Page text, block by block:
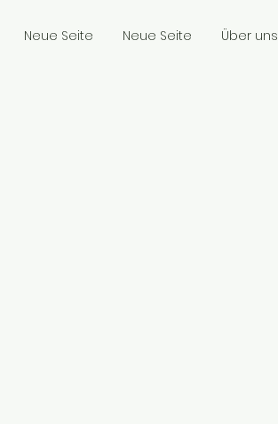
Neue Seite Neue Seite Über uns